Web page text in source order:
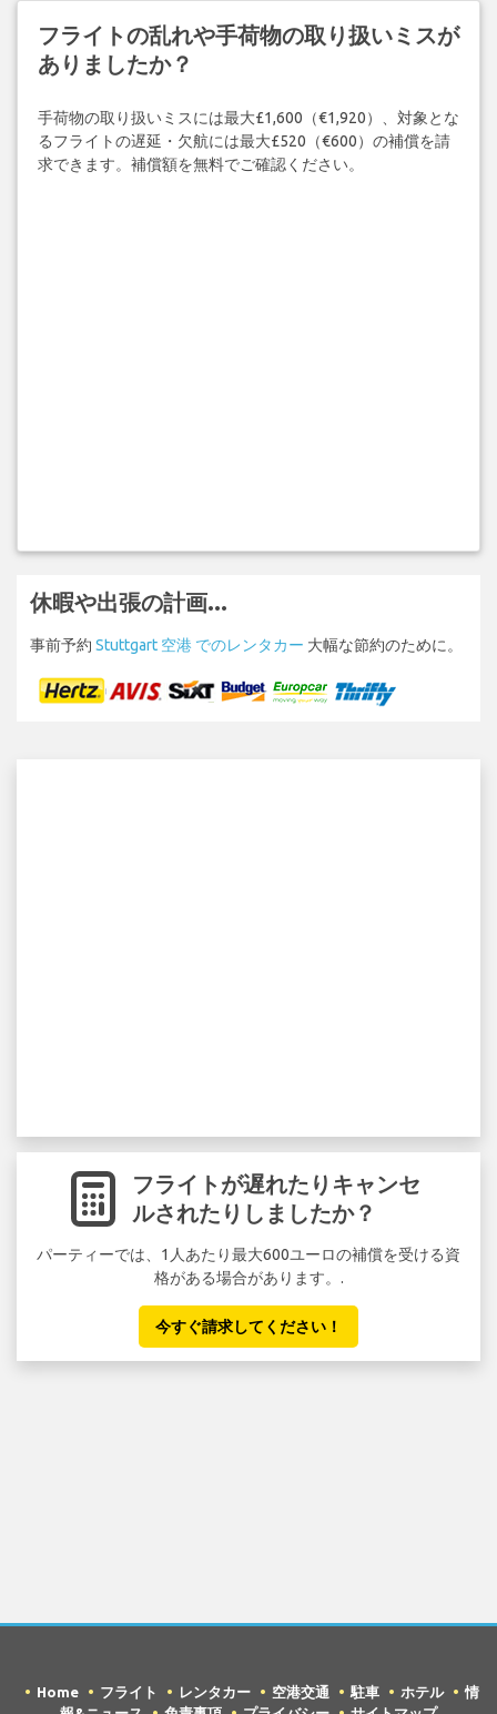
フライトの乱れや手荷物の取り扱いミスが
ありましたか？
手荷物の取り扱いミスには最大£1,600（€1,920）、対象とな
るフライトの遅延・欠航には最大£520（€600）の補償を請
求できます。補償額を無料でご確認ください。
休暇や出張の計画...
事前予約 Stuttgart 空港 でのレンタカー 大幅な節約のために。
フライトが遅れたりキャンセ
ルされたりしましたか？
パーティーでは、1人あたり最大600ユーロの補償を受ける資
格がある場合があります。.
今すぐ請求してください！
Home フライト レンタカー 空港交通 駐車 ホテル
情